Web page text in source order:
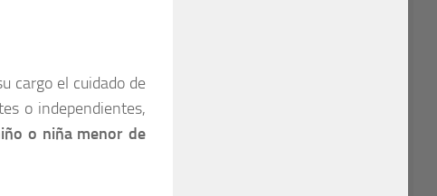
cargo el cuidado de
o independientes,
o niña menor de